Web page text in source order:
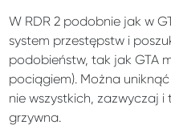
W RDR 2 podobnie jak w
system przestępstw i
podobieństw, tak jak GTA
pociągiem). Można
nie wszystkich, zazwyczaj
grzywna.